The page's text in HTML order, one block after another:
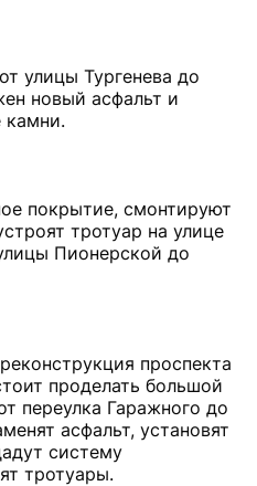
улицы Тургенева до
новый асфальт и
камни.
покрытие, смонтируют
тротуар на улице
Пионерской до
проспекта
проделать большой
переулка Гаражного до
асфальт, установят
систему
тротуары.